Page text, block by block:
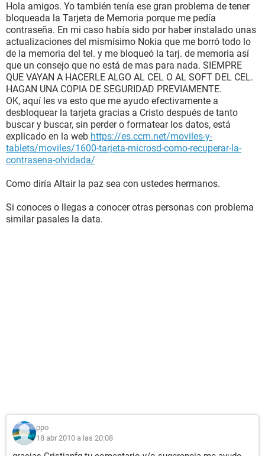
Hola amigos. Yo también tenía ese gran problema de tener
bloqueada la Tarjeta de Memoria porque me pedía
contraseña. En mi caso había sido por haber instalado unas
actualizaciones del mismísimo Nokia que me borró todo lo
de la memoria del tel. y me bloqueó la tarj. de memoria así
que un consejo que no está de mas para nada. SIEMPRE
QUE VAYAN A HACERLE ALGO AL CEL O AL SOFT DEL CEL.
HAGAN UNA COPIA DE SEGURIDAD PREVIAMENTE.
OK, aquí les va esto que me ayudo efectivamente a
desbloquear la tarjeta gracias a Cristo después de tanto
buscar y buscar, sin perder o formatear los datos, está
explicado en la web https://es.ccm.net/moviles-y-
tablets/moviles/1600-tarjeta-microsd-como-recuperar-la-
contrasena-olvidada/
Como diría Altair la paz sea con ustedes hermanos.
Si conoces o llegas a conocer otras personas con problema
similar pasales la data.
ppo
18 abr 2010 a las 20:08